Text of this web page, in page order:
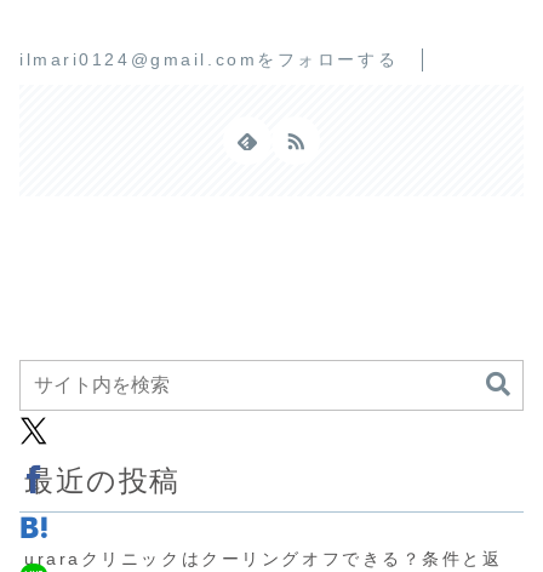
ilmari0124@gmail.comをフォローする
最近の投稿
uraraクリニックはクーリングオフできる？条件と返